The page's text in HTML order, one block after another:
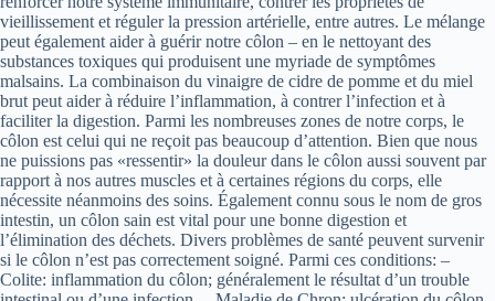
vieillissement et réguler la pression artérielle, entre autres. Le mélange
peut également aider à guérir notre côlon – en le nettoyant des
substances toxiques qui produisent une myriade de symptômes
malsains. La combinaison du vinaigre de cidre de pomme et du miel
brut peut aider à réduire l’inflammation, à contrer l’infection et à
faciliter la digestion. Parmi les nombreuses zones de notre corps, le
côlon est celui qui ne reçoit pas beaucoup d’attention. Bien que nous
ne puissions pas «ressentir» la douleur dans le côlon aussi souvent par
rapport à nos autres muscles et à certaines régions du corps, elle
nécessite néanmoins des soins. Également connu sous le nom de gros
intestin, un côlon sain est vital pour une bonne digestion et
l’élimination des déchets. Divers problèmes de santé peuvent survenir
si le côlon n’est pas correctement soigné. Parmi ces conditions: –
Colite: inflammation du côlon; généralement le résultat d’un trouble